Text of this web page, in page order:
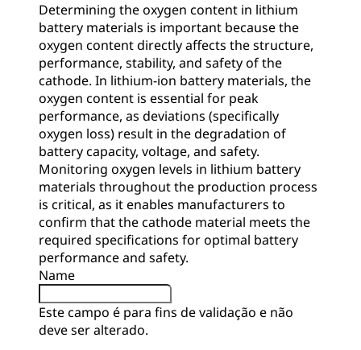
Determining the oxygen content in lithium
battery materials is important because the
oxygen content directly affects the structure,
performance, stability, and safety of the
cathode. In lithium-ion battery materials, the
oxygen content is essential for peak
performance, as deviations (specifically
oxygen loss) result in the degradation of
battery capacity, voltage, and safety.
Monitoring oxygen levels in lithium battery
materials throughout the production process
is critical, as it enables manufacturers to
confirm that the cathode material meets the
required specifications for optimal battery
performance and safety.
Name
Este campo é para fins de validação e não
deve ser alterado.